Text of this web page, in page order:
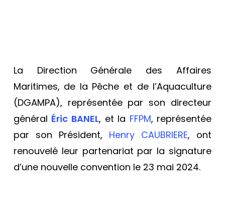
La Direction Générale des Affaires
Maritimes, de la Pêche et de l’Aquaculture
(DGAMPA), représentée par son directeur
général Éric BANEL, et la FFPM, représentée
par son Président, Henry CAUBRIERE, ont
renouvelé leur partenariat par la signature
d’une nouvelle convention le 23 mai 2024.